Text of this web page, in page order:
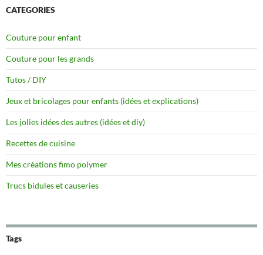
CATEGORIES
Couture pour enfant
Couture pour les grands
Tutos / DIY
Jeux et bricolages pour enfants (idées et explications)
Les jolies idées des autres (idées et diy)
Recettes de cuisine
Mes créations fimo polymer
Trucs bidules et causeries
Tags